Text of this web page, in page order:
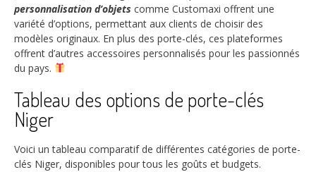
personnalisation d’objets comme Customaxi offrent une
variété d’options, permettant aux clients de choisir des
modèles originaux. En plus des porte-clés, ces plateformes
offrent d’autres accessoires personnalisés pour les passionnés
du pays.
Tableau des options de porte-clés
Niger
Voici un tableau comparatif de différentes catégories de porte-
clés Niger, disponibles pour tous les goûts et budgets.